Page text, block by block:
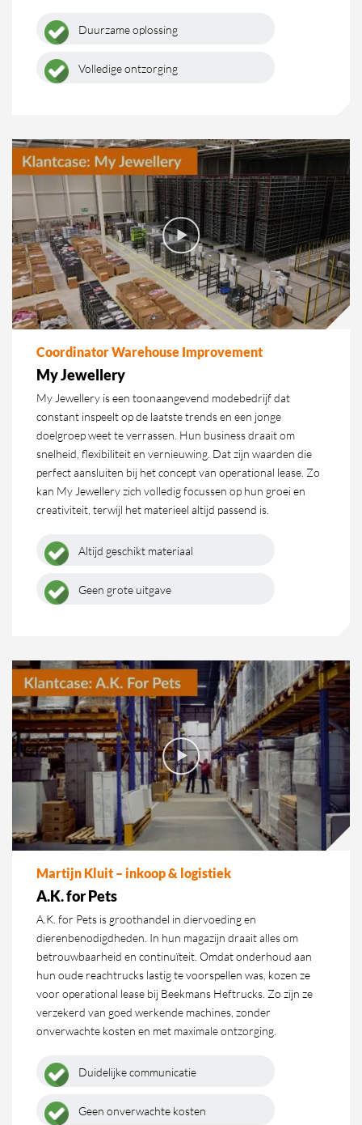
Duurzame oplossing
Volledige ontzorging
Coordinator Warehouse Improvement
My Jewellery
My Jewellery is een toonaangevend modebedrijf dat
constant inspeelt op de laatste trends en een jonge
doelgroep weet te verrassen. Hun business draait om
snelheid, flexibiliteit en vernieuwing. Dat zijn waarden die
perfect aansluiten bij het concept van operational lease. Zo
kan My Jewellery zich volledig focussen op hun groei en
creativiteit, terwijl het materieel altijd passend is.
Altijd geschikt materiaal
Geen grote uitgave
Martijn Kluit – inkoop & logistiek
A.K. for Pets
A.K. for Pets is groothandel in diervoeding en
dierenbenodigdheden. In hun magazijn draait alles om
betrouwbaarheid en continuïteit. Omdat onderhoud aan
hun oude reachtrucks lastig te voorspellen was, kozen ze
voor operational lease bij Beekmans Heftrucks. Zo zijn ze
verzekerd van goed werkende machines, zonder
onverwachte kosten en met maximale ontzorging.
Duidelijke communicatie
Geen onverwachte kosten